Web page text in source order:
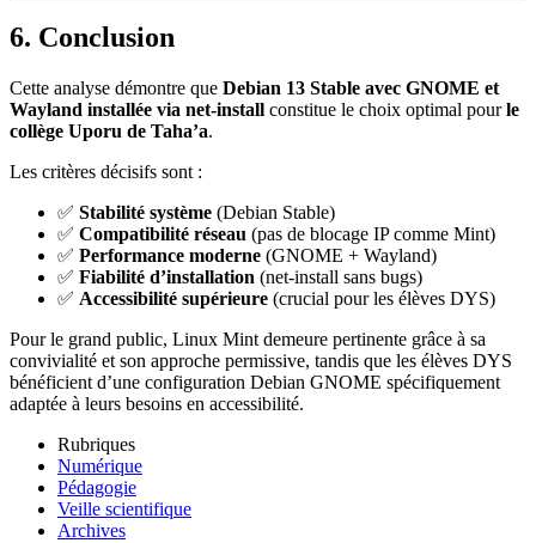
6. Conclusion
Cette analyse démontre que Debian 13 Stable avec GNOME et
Wayland installée via net-install constitue le choix optimal pourle
collège Uporu de Taha’a.
Les critères décisifs sont :
✅ Stabilité système (Debian Stable)
✅ Compatibilité réseau (pas de blocage IP comme Mint)
✅ Performance moderne (GNOME + Wayland)
✅ Fiabilité d’installation (net-install sans bugs)
✅ Accessibilité supérieure (crucial pour les élèves DYS)
Pour le grand public, Linux Mint demeure pertinente grâce à sa
convivialité et son approche permissive, tandis que les élèves DYS
bénéficient d’une configuration Debian GNOME spécifiquement
adaptée à leurs besoins en accessibilité.
Rubriques
Numérique
Pédagogie
Veille scientifique
Archives